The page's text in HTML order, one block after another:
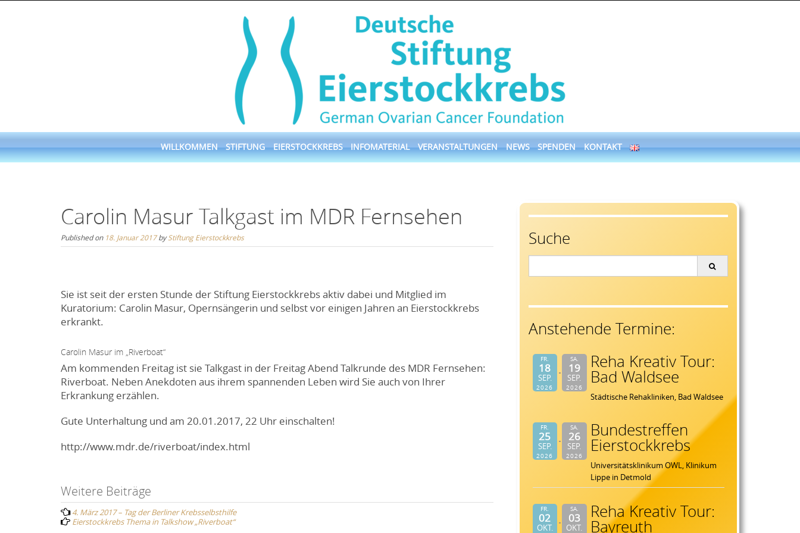
Skip
to
WILLKOMMEN STIFTUNG EIERSTOCKKREBS INFOMATERIAL VERANSTALTUNGEN NEWS SPENDEN KONTAKT
Carolin Masur Talkgast im MDR Fernsehen
Published on 18. Januar 2017byStiftung Eierstockkrebs
Sie ist seit der ersten Stunde der Stiftung Eierstockkrebs aktiv dabei und Mitglied im
Kuratorium: Carolin Masur, Opernsängerin und selbst vor einigen Jahren an Eierstockkrebs
erkrankt.
Carolin Masur im „Riverboat“
Am kommenden Freitag ist sie Talkgast in der Freitag Abend Talkrunde des MDR Fernsehen:
Riverboat. Neben Anekdoten aus ihrem spannenden Leben wird Sie auch von Ihrer
Erkrankung erzählen.
Gute Unterhaltung und am 20.01.2017, 22 Uhr einschalten!
http://www.mdr.de/riverboat/index.html
Post
navigation
Weitere Beiträge
4. März 2017 – Tag der Berliner Krebsselbsthilfe
Eierstockkrebs Thema in Talkshow „Riverboat“
Suche
Anstehende Termine:
FR.
18
SEP.
2026
SA.
19
SEP.
2026
Reha Kreativ Tour:
Bad Waldsee
Städtische Rehakliniken, Bad Waldsee
FR.
25
SEP.
2026
SA.
26
SEP.
2026
Bundestreffen
Eierstockkrebs
Universitätsklinikum OWL, Klinikum
Lippe in Detmold
FR.
02
OKT.
SA.
03
OKT.
Reha Kreativ Tour:
Bayreuth